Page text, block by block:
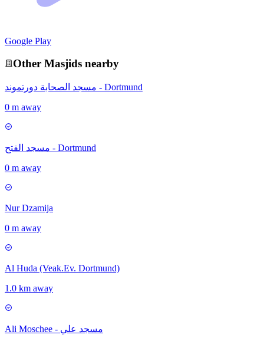
Google Play
Other Masjids nearby
مسجد الصحابة دورتموند - Dortmund
0 m away
مسجد الفتح - Dortmund
0 m away
Nur Dzamija
0 m away
Al Huda (Veak.Ev. Dortmund)
1.0 km away
Ali Moschee - مسجد علي